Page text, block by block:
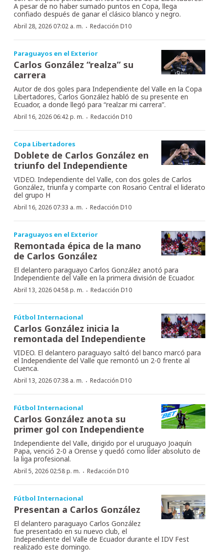
A pesar de no haber sumado puntos en Copa, llega
confiado después de ganar el clásico blanco y negro.
Abril 28, 2026 07:02 a. m. · Redacción D10
Paraguayos en el Exterior
Carlos González “realza” su
carrera
Autor de dos goles para Independiente del Valle en la Copa
Libertadores, Carlos González habló de su presente en
Ecuador, a donde llegó para “realzar mi carrera”.
Abril 16, 2026 06:42 p. m. · Redacción D10
Copa Libertadores
Doblete de Carlos González en
triunfo del Independiente
VIDEO. Independiente del Valle, con dos goles de Carlos
González, triunfa y comparte con Rosario Central el liderato
del grupo H
Abril 16, 2026 07:33 a. m. · Redacción D10
Paraguayos en el Exterior
Remontada épica de la mano
de Carlos González
El delantero paraguayo Carlos González anotó para
Independiente del Valle en la primera división de Ecuador.
Abril 13, 2026 04:58 p. m. · Redacción D10
Fútbol Internacional
Carlos González inicia la
remontada del Independiente
VIDEO. El delantero paraguayo saltó del banco marcó para
el Independiente del Valle que remontó un 2-0 frente al
Cuenca.
Abril 13, 2026 07:38 a. m. · Redacción D10
Fútbol Internacional
Carlos González anota su
primer gol con Independiente
Independiente del Valle, dirigido por el uruguayo Joaquín
Papa, venció 2-0 a Orense y quedó como líder absoluto de
la liga profesional.
Abril 5, 2026 02:58 p. m. · Redacción D10
Fútbol Internacional
Presentan a Carlos González
El delantero paraguayo Carlos González
fue presentado en su nuevo club, el
Independiente del Valle de Ecuador durante el IDV Fest
realizado este domingo.